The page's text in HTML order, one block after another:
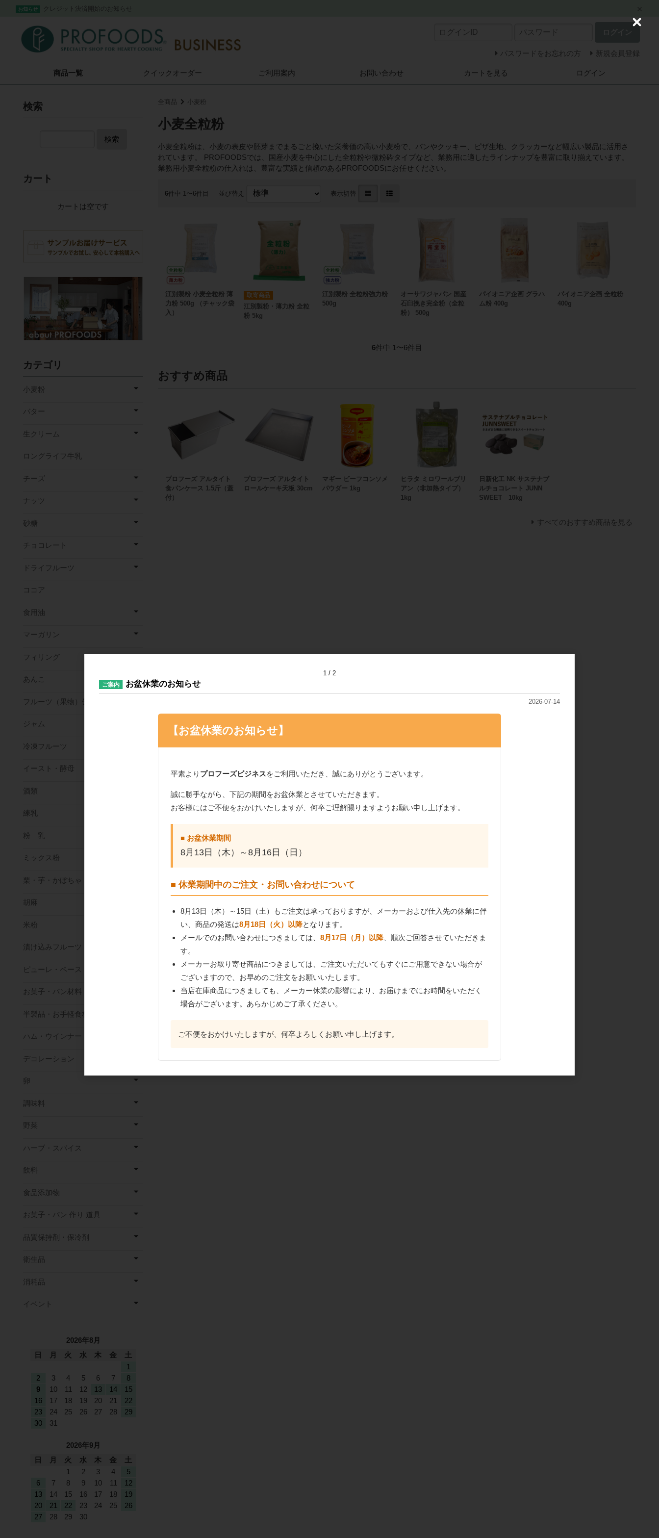
お知らせ クレジット決済開始のお知らせ
パスワードをお忘れの方 新規会員登録
商品一覧 クイック オーダー ご利用案内 お問い合わせ カートを見る ログイン
全商品 小麦粉
小麦全粒粉
小麦全粒粉は、小麦の表皮や胚芽までまるごと挽いた栄養価の高い小麦粉で、パンやクッキー、ピザ生地、クラッカーなど幅広い製品に活用さ
れています。 PROFOODSでは、国産小麦を中心にした全粒粉や微粉砕タイプなど、業務用に適したラインナップを豊富に取り揃えています。
業務用小麦全粒粉の仕入れは、豊富な実績と信頼のあるPROFOODSにお任せください。
6件中 1〜6件目 並び替え 表示切替
江別製粉 小麦全粒粉 薄
力粉 500g （チャック袋
入）
取寄商品
江別製粉・薄力粉 全粒
粉 5kg
江別製粉 全粒粉強力粉
500g
オーサワジャパン 国産
石臼挽き完全粉（全粒
粉） 500g
パイオニア企画 グラハ
ム粉 400g
パイオニア企画 全粒粉
400g
6件中 1〜6件目
おすすめ商品
プロフーズ アルタイト
食パンケース 1.5斤（蓋
付）
プロフーズ アルタイト
ロールケーキ天板 30cm
マギー ビーフコンソメ
パウダー 1kg
ヒラタ ミロワールブリ
アン（非加熱タイプ）
1kg
日新化工 NK サステナブ
ルチョコレート JUNN
SWEET 10kg
すべてのおすすめ商品を見る
検索
検索
カート
カートは空です
カテゴリ
小麦粉
バター
生クリーム
ロングライフ牛乳
チーズ
ナッツ
砂糖
チョコレート
ドライフルーツ
ココア
食用油
マーガリン
フィリング
あんこ
フルーツ（果物）缶詰
ジャム
冷凍フルーツ
イースト・酵母
酒類
練乳
粉 乳
ミックス粉
栗・芋・かぼちゃ
胡麻
米粉
漬け込みフルーツ
ピューレ・ペースト
お菓子・パン材料
半製品・お手軽食材
ハム・ウインナー
デコレーション
卵
調味料
野菜
ハーブ・スパイス
飲料
食品添加物
お菓子・パン 作り 道具
品質保持剤・保冷剤
衛生品
消耗品
イベント
2026年8月
日
月 火 水 木 金
土
1
2
3 4 5 6 7
8
9
10 11 12 13 14
15
16
17 18 19 20 21
22
23
24 25 26 27 28
29
30
31
2026年9月
日
月 火 水 木 金
土
1
2 3 4
5
6
7 8 9 10 11
12
13
14 15 16 17 18
19
20
21 22 23 24 25
26
27
28 29 30
1 2
ご案内 お盆休業のお知らせ
2026-07-14
【お盆休業のお知らせ】
平素より プロフーズビジネスをご利用いただき、誠にありがとうございます。
誠に勝手ながら、下記の期間をお盆休業とさせていただきます。
お客様にはご不便をおかけいたしますが、何卒ご理解賜りますようお願い申し上げます。
■ お盆休業期間
8月13日（木）～8月16日（日）
■ 休業期間中のご注文・お問い合わせについて
8月13日（木）～15日（土）もご注文は承っておりますが、メーカーおよび仕入先の休業に伴
い、商品の発送は8月18日（火）以降となります。
メールでのお問い合わせにつきましては、 8月17日（月）以降、順次ご回答させていただきま
す。
メーカーお取り寄せ商品につきましては、ご注文いただいてもすぐにご用意できない場合が
ございますので、お早めのご注文をお願いいたします。
当店在庫商品につきましても、メーカー休業の影響により、お届けまでにお時間をいただく
場合がございます。あらかじめご了承ください。
ご不便をおかけいたしますが、何卒よろしくお願い申し上げます。
C
s
e